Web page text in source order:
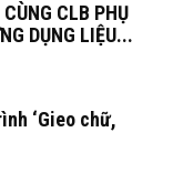
CLB PHỤ
DỤNG LIỆU...
‘Gieo chữ,